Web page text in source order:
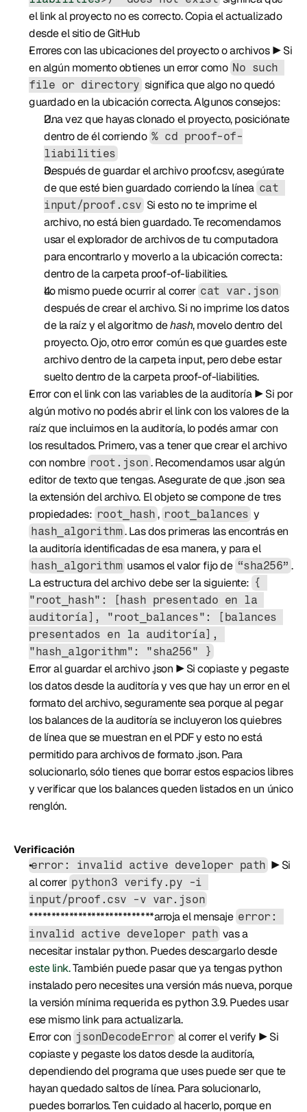
el link al proyecto no es correcto. Copia el actualizado
desde el sitio de GitHub
Errores con las ubicaciones del proyecto o archivos ▶️ Si
en algún momento obtienes un error como No such
file or directory significa que algo no quedó
guardado en la ubicación correcta. Algunos consejos:
Una vez que hayas clonado el proyecto, posiciónate
dentro de él corriendo % cd proof-of-
liabilities
Después de guardar el archivo proof.csv, asegúrate
de que esté bien guardado corriendo la línea cat
input/proof.csv Si esto no te imprime el
archivo, no está bien guardado. Te recomendamos
usar el explorador de archivos de tu computadora
para encontrarlo y moverlo a la ubicación correcta:
dentro de la carpeta proof-of-liabilities.
Lo mismo puede ocurrir al correr cat var.json
después de crear el archivo. Si no imprime los datos
de la raíz y el algoritmo de hash, movelo dentro del
proyecto. Ojo, otro error común es que guardes este
archivo dentro de la carpeta input, pero debe estar
suelto dentro de la carpeta proof-of-liabilities.
Error con el link con las variables de la auditoría ▶️ Si por
algún motivo no podés abrir el link con los valores de la
raíz que incluimos en la auditoría, lo podés armar con
los resultados. Primero, vas a tener que crear el archivo
con nombre root.json . Recomendamos usar algún
editor de texto que tengas. Asegurate de que .json sea
la extensión del archivo. El objeto se compone de tres
propiedades: root_hash , root_balances
hash_algorithm. Las dos primeras las encontrás en
la auditoría identificadas de esa manera, y para el
hash_algorithm usamos el valor fijo de “sha256” .
La estructura del archivo debe ser la siguiente: {
"root_hash": [hash presentado en la
auditoría], "root_balances": [balances
presentados en la auditoría],
"hash_algorithm": "sha256" }
Error al guardar el archivo .json ▶️ Si copiaste y pegaste
los datos desde la auditoría y ves que hay un error en el
formato del archivo, seguramente sea porque al pegar
los balances de la auditoría se incluyeron los quiebres
de línea que se muestran en el PDF y esto no está
permitido para archivos de formato .json. Para
solucionarlo, sólo tienes que borrar estos espacios libres
y verificar que los balances queden listados en un único
renglón.
Verificación
error: invalid active developer path ▶️ Si
al correr python3 verify.py -i
input/proof.csv -v var.json
****************************arroja el mensaje error:
invalid active developer path vas a
necesitar instalar python. Puedes descargarlo desde
este link. También puede pasar que ya tengas python
instalado pero necesites una versión más nueva, porque
la versión mínima requerida es python 3.9. Puedes usar
ese mismo link para actualizarla.
Error con jsonDecodeError al correr el verify ▶️ Si
copiaste y pegaste los datos desde la auditoría,
dependiendo del programa que uses puede ser que te
hayan quedado saltos de línea. Para solucionarlo,
puedes borrarlos. Ten cuidado al hacerlo, porque en